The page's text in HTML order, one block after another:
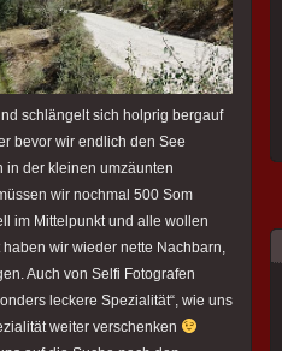
schlängelt sich holprig bergauf
bevor wir endlich den See
in der kleinen umzäunten
wir nochmal 500 Som
im Mittelpunkt und alle wollen
wir wieder nette Nachbarn,
Auch von Selfi Fotografen
leckere Spezialität“, wie uns
weiter verschenken